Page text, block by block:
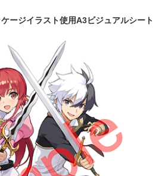
ージイラスト使用A3ビジュアルシート